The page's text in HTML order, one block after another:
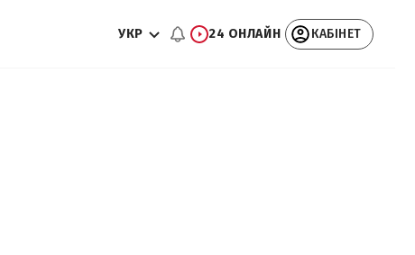
УКР 24 ОНЛАЙН КАБІНЕТ